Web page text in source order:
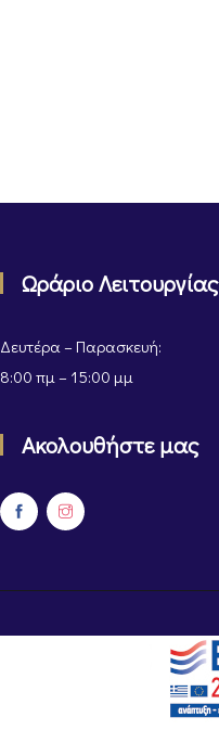
Ωράριο Λειτουργίας
Δευτέρα – Παρασκευή:
8:00 πμ – 15:00 μμ
Ακολουθήστε μας